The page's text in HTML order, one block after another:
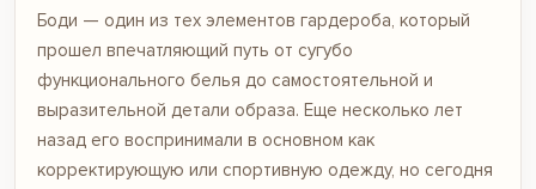
Боди — один из тех элементов гардероба, который
прошел впечатляющий путь от сугубо
функционального белья до самостоятельной и
выразительной детали образа. Еще несколько лет
назад его воспринимали в основном как
корректирующую или спортивную одежду, но сегодня